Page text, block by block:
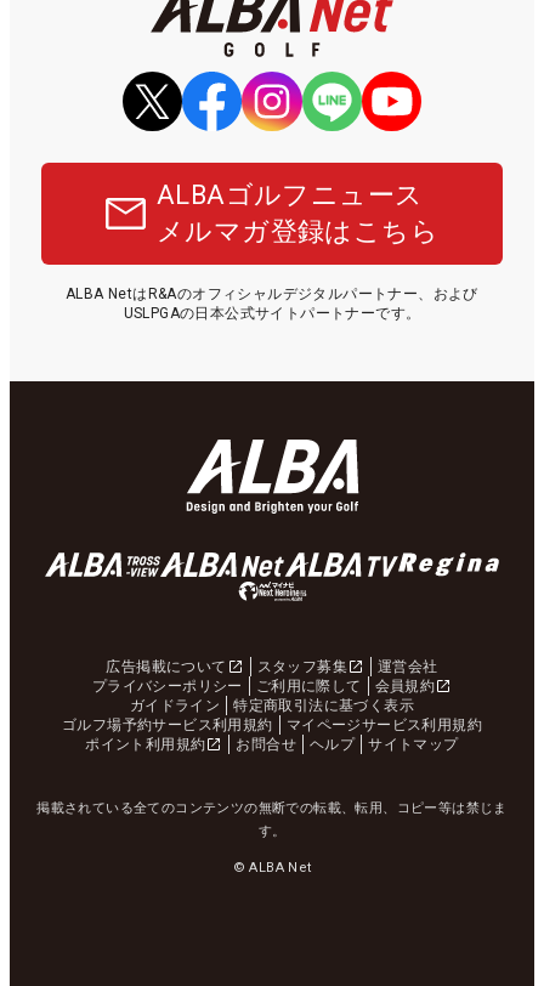
ALBAゴルフニュース
メルマガ登録はこちら
ALBA NetはR&Aのオフィシャルデジタルパートナー、および
USLPGAの日本公式サイトパートナーです。
広告掲載について スタッフ募集
運営会社
プライバシーポリシー
ご利用に際して
会員規約
ガイドライン
特定商取引法に基づく表示
ゴルフ場予約サービス利用規約
マイページサービス利用規約
ポイント利用規約
お問合せ ヘルプ サイトマップ
掲載されている全てのコンテンツの無断での転載、転用、コピー等は禁じま
す。
© ALBA Net